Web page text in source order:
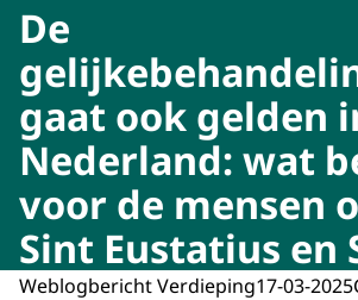
De
gaat ook gelden
Nederland: wat
voor de mensen
Sint Eustatius en
Weblogbericht Verdieping17-03-2025